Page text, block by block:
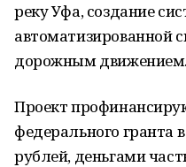
реку Уфа, создание
автоматизированной
дорожным движением.
Проект
федерального гранта
рублей, деньгами